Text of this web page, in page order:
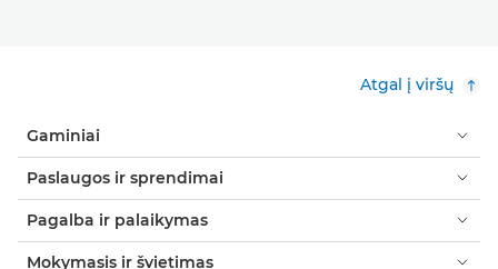
Atgal į viršų
Gaminiai
Paslaugos ir sprendimai
Pagalba ir palaikymas
Mokymasis ir švietimas